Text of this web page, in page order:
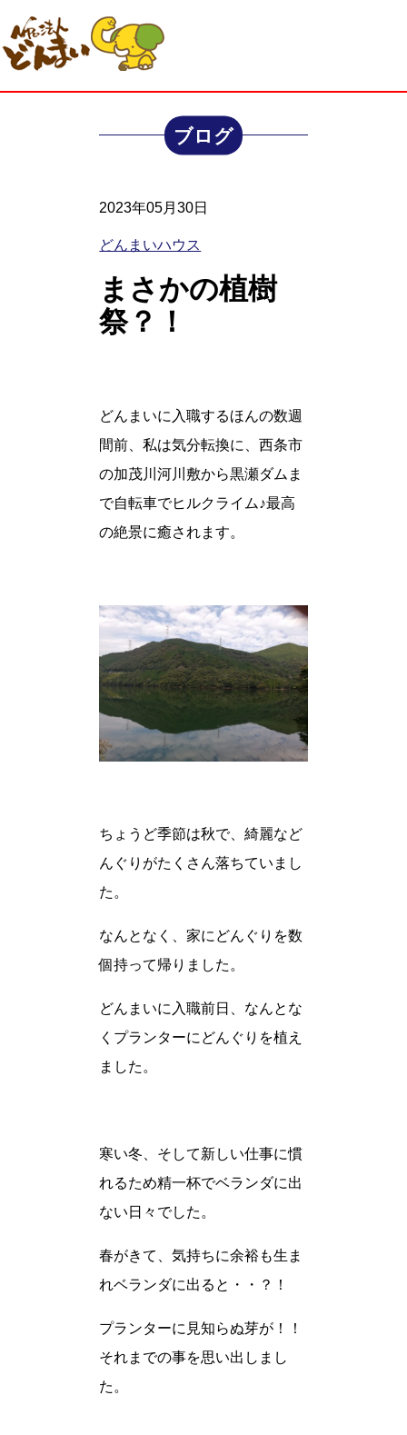
ブログ
2023年05月30日
どんまいハウス
まさかの植樹
祭？！
どんまいに入職するほんの数週
間前、私は気分転換に、西条市
の加茂川河川敷から黒瀬ダムま
で自転車でヒルクライム♪最高
の絶景に癒されます。
ちょうど季節は秋で、綺麗など
んぐりがたくさん落ちていまし
た。
なんとなく、家にどんぐりを数
個持って帰りました。
どんまいに入職前日、なんとな
くプランターにどんぐりを植え
ました。
寒い冬、そして新しい仕事に慣
れるため精一杯でベランダに出
ない日々でした。
春がきて、気持ちに余裕も生ま
れベランダに出ると・・？！
プランターに見知らぬ芽が！！
それまでの事を思い出しまし
た。